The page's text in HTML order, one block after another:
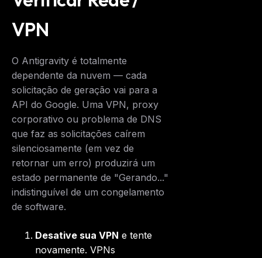
VPN
O Antigravity é totalmente
dependente da nuvem — cada
solicitação de geração vai para a
API do Google. Uma VPN, proxy
corporativo ou problema de DNS
que faz as solicitações caírem
silenciosamente (em vez de
retornar um erro) produzirá um
estado permanente de "Gerando..."
indistinguível de um congelamento
de software.
Desative sua VPN e tente
novamente. VPNs